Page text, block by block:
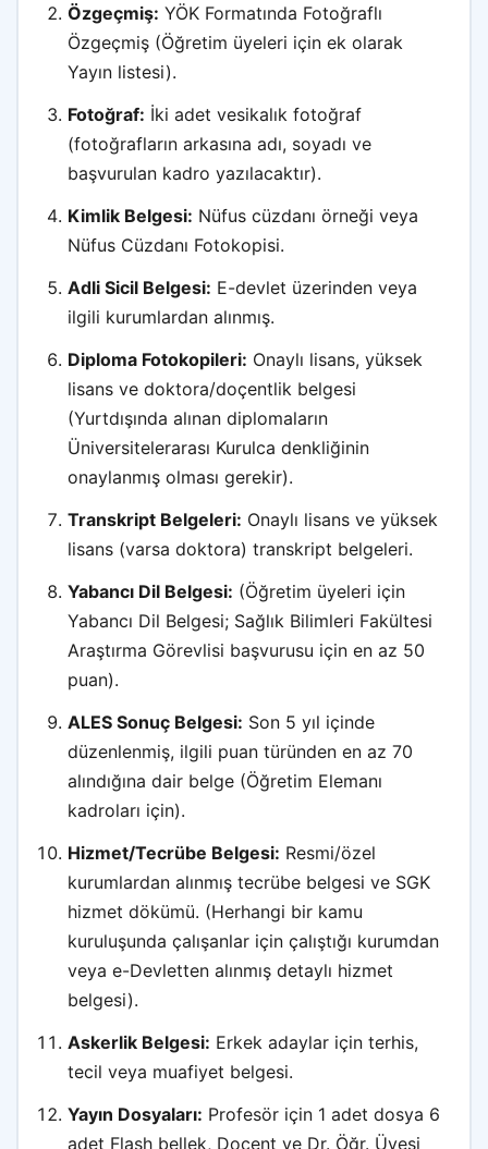
Özgeçmiş: YÖK Formatında Fotoğraflı
Özgeçmiş (Öğretim üyeleri için ek olarak
Yayın listesi).
Fotoğraf: İki adet vesikalık fotoğraf
(fotoğrafların arkasına adı, soyadı ve
başvurulan kadro yazılacaktır).
Kimlik Belgesi: Nüfus cüzdanı örneği veya
Nüfus Cüzdanı Fotokopisi.
Adli Sicil Belgesi: E-devlet üzerinden veya
ilgili kurumlardan alınmış.
Diploma Fotokopileri: Onaylı lisans, yüksek
lisans ve doktora/doçentlik belgesi
(Yurtdışında alınan diplomaların
Üniversitelerarası Kurulca denkliğinin
onaylanmış olması gerekir).
Transkript Belgeleri: Onaylı lisans ve yüksek
lisans (varsa doktora) transkript belgeleri.
Yabancı Dil Belgesi: (Öğretim üyeleri için
Yabancı Dil Belgesi; Sağlık Bilimleri Fakültesi
Araştırma Görevlisi başvurusu için en az 50
puan).
ALES Sonuç Belgesi: Son 5 yıl içinde
düzenlenmiş, ilgili puan türünden en az 70
alındığına dair belge (Öğretim Elemanı
kadroları için).
Hizmet/Tecrübe Belgesi: Resmi/özel
kurumlardan alınmış tecrübe belgesi ve SGK
hizmet dökümü. (Herhangi bir kamu
kuruluşunda çalışanlar için çalıştığı kurumdan
veya e-Devletten alınmış detaylı hizmet
belgesi).
Askerlik Belgesi: Erkek adaylar için terhis,
tecil veya muafiyet belgesi.
Yayın Dosyaları: Profesör için 1 adet dosya 6
adet Flash bellek, Doçent ve Dr. Öğr. Üyesi